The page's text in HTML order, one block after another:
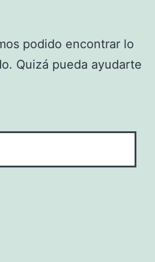
podido encontrar lo
Quizá pueda ayudarte